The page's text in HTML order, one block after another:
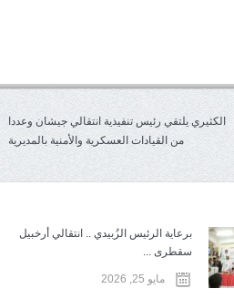
الكثيري يلتقي رئيس تنفيذية انتقالي جيشان وعددا
من القيادات العسكرية والأمنية بالمديرية
برعاية الرئيس الزُبيدي .. انتقالي أرخبيل
سقطرى ...
مايو 25, 2026